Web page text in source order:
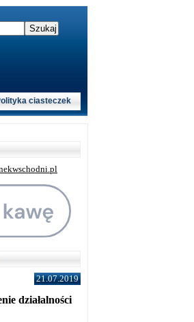
ciasteczek
21.07.2019
działalności